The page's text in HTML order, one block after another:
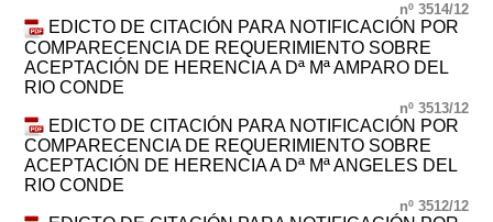
nº 3514/12
EDICTO DE CITACIÓN PARA NOTIFICACIÓN POR
COMPARECENCIA DE REQUERIMIENTO SOBRE
ACEPTACIÓN DE HERENCIA A Dª Mª AMPARO DEL
RIO CONDE
nº 3513/12
EDICTO DE CITACIÓN PARA NOTIFICACIÓN POR
COMPARECENCIA DE REQUERIMIENTO SOBRE
ACEPTACIÓN DE HERENCIA A Dª Mª ANGELES DEL
RIO CONDE
nº 3512/12